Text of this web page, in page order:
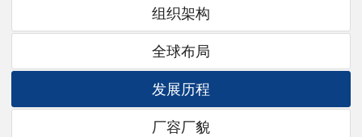
组织架构
全球布局
发展历程
厂容厂貌